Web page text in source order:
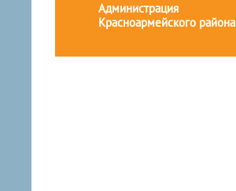
Администрация
Красноармейского района